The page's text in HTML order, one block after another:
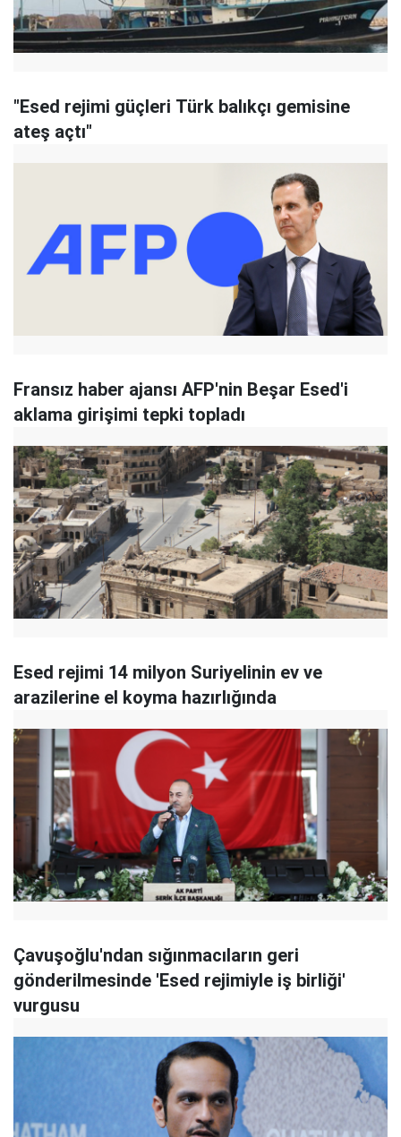
"Esed rejimi güçleri Türk balıkçı gemisine
ateş açtı"
Fransız haber ajansı AFP'nin Beşar Esed'i
aklama girişimi tepki topladı
Esed rejimi 14 milyon Suriyelinin ev ve
arazilerine el koyma hazırlığında
Çavuşoğlu'ndan sığınmacıların geri
gönderilmesinde 'Esed rejimiyle iş birliği'
vurgusu